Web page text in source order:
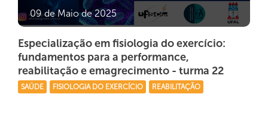
09 de Maio de 2025
Especialização em fisiologia do exercício:
fundamentos para a performance,
reabilitação e emagrecimento - turma 22
SAÚDE FISIOLOGIA DO EXERCÍCIO REABILITAÇÃO